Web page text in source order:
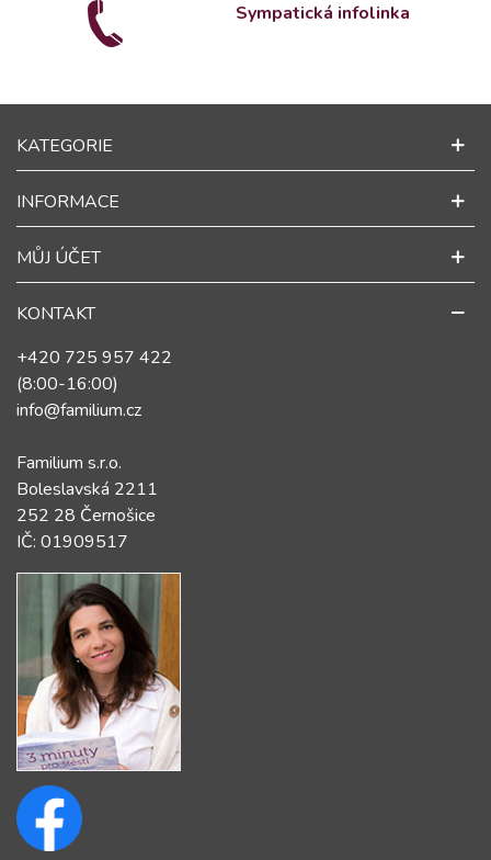
Sympatická infolinka
KATEGORIE
INFORMACE
MŮJ ÚČET
KONTAKT
+420 725 957 422
(8:00-16:00)
info@familium.cz
Familium s.r.o.
Boleslavská 2211
252 28 Černošice
IČ: 01909517